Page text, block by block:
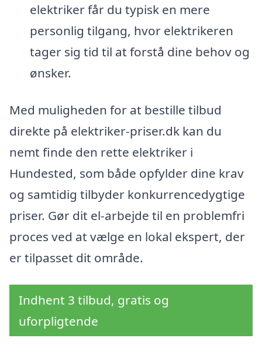
elektriker får du typisk en mere
personlig tilgang, hvor elektrikeren
tager sig tid til at forstå dine behov og
ønsker.
Med muligheden for at bestille tilbud
direkte på elektriker-priser.dk kan du
nemt finde den rette elektriker i
Hundested, som både opfylder dine krav
og samtidig tilbyder konkurrencedygtige
priser. Gør dit el-arbejde til en problemfri
proces ved at vælge en lokal ekspert, der
er tilpasset dit område.
Indhent 3 tilbud, gratis og
uforpligtende